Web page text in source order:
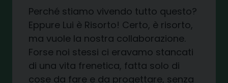
Perché stiamo vivendo tutto questo?
Eppure Lui è Risorto! Certo, è risorto,
ma vuole la nostra collaborazione.
Forse noi stessi ci eravamo stancati
di una vita frenetica, fatta solo di
cose da fare e da progettare, senza